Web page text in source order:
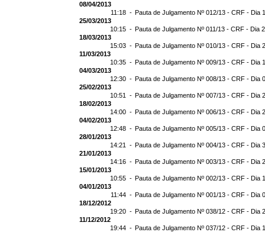
08/04/2013
11:18 - Pauta de Julgamento Nº 012/13 - CRF - Dia
25/03/2013
10:15 - Pauta de Julgamento Nº 011/13 - CRF - Dia
18/03/2013
15:03 - Pauta de Julgamento Nº 010/13 - CRF - Dia
11/03/2013
10:35 - Pauta de Julgamento Nº 009/13 - CRF - Dia
04/03/2013
12:30 - Pauta de Julgamento Nº 008/13 - CRF - Dia
25/02/2013
10:51 - Pauta de Julgamento Nº 007/13 - CRF - Dia
18/02/2013
14:00 - Pauta de Julgamento Nº 006/13 - CRF - Dia
04/02/2013
12:48 - Pauta de Julgamento Nº 005/13 - CRF - Dia
28/01/2013
14:21 - Pauta de Julgamento Nº 004/13 - CRF - Dia
21/01/2013
14:16 - Pauta de Julgamento Nº 003/13 - CRF - Dia
15/01/2013
10:55 - Pauta de Julgamento Nº 002/13 - CRF - Dia
04/01/2013
11:44 - Pauta de Julgamento Nº 001/13 - CRF - Dia
18/12/2012
19:20 - Pauta de Julgamento Nº 038/12 - CRF - Dia
11/12/2012
19:44 - Pauta de Julgamento Nº 037/12 - CRF - Dia